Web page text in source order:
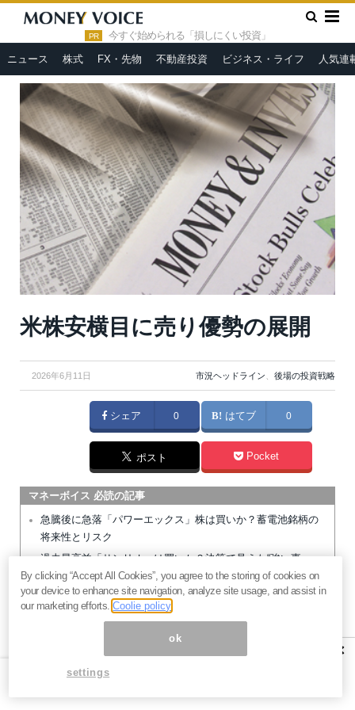
PR 今すぐ始められる「損しにくい投資」
ニュース 株式 FX・先物 不動産投資 ビジネス・ライフ 人気連
HOME » 市況ヘッドライン
米株安横目に売り優勢の展開
2026年6月11日 市況ヘッドライン、 後場の投資戦略
シェア 0 はてブ 0
ポスト Pocket
マネーボイス 必読の記事
急騰後に急落「パワーエックス」株は買いか？蓄電池銘柄の
将来性とリスク
過去最高益「サンリオ」は買いか？決算で見えた“強い事
業”と“脆い統治”の同居
村田製作所なぜ株価3.8倍急騰？AIデータセンター需要の期待
度と投資戦略
「蓄電所」設置ブームで恩恵！株価上昇が見込める日本企業4
暗号通貨が国際決済の新標準になる日。2027年から始まるフ
×
By clicking “Accept All Cookies”, you agree to the storing of cookies on
your device to enhance site navigation, analyze site usage, and assist in
our marketing efforts.Coolie policy
ok
settings